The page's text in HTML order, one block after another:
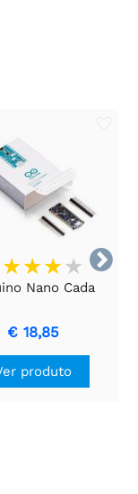

Nano Cada
€ 18,85
produto